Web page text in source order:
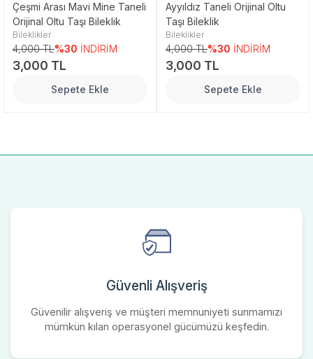
Çeşmi Arası Mavi Mine Taneli
Orijinal Oltu Taşı Bileklik
Bileklikler
4,000 TL%30 İNDİRİM
3,000 TL
Sepete Ekle
Ayyıldız Taneli Orijinal Oltu
Taşı Bileklik
Bileklikler
4,000 TL%30 İNDİRİM
3,000 TL
Sepete Ekle
Güvenli Alışveriş
Güvenilir alışveriş ve müşteri memnuniyeti sunmamızı
mümkün kılan operasyonel gücümüzü keşfedin.